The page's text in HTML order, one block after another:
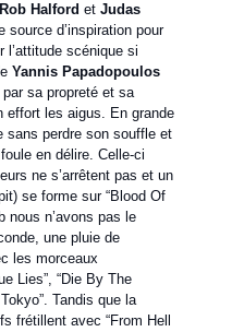
Rob Halford et Judas
d’inspiration pour
l’attitude scénique si
Yannis Papadopoulos
sa propreté et sa
effort les aigus. En grande
sans perdre son souffle et
en délire. Celle-ci
ne s’arrêtent pas et un
se forme sur “Blood Of
nous n’avons pas le
une pluie de
les morceaux
Lies”, “Die By The
Tandis que la
frétillent avec “From Hell